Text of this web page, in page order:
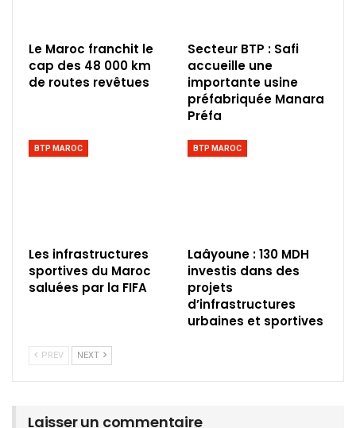
Le Maroc franchit le
cap des 48 000 km
de routes revêtues
Secteur BTP : Safi
accueille une
importante usine
préfabriquée Manara
Préfa
BTP MAROC
Les infrastructures
sportives du Maroc
saluées par la FIFA
BTP MAROC
Laâyoune : 130 MDH
investis dans des
projets
d’infrastructures
urbaines et sportives
PREV NEXT
Laisser un commentaire